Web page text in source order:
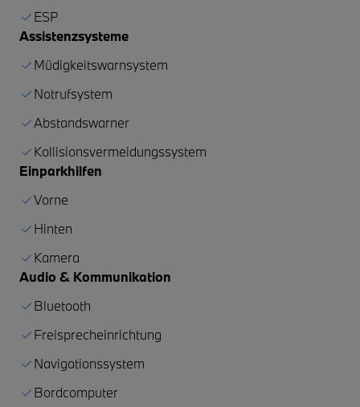
ESP
Assistenzsysteme
Müdigkeitswarnsystem
Notrufsystem
Abstandswarner
Kollisionsvermeidungssystem
Einparkhilfen
Vorne
Hinten
Kamera
Audio & Kommunikation
Bluetooth
Freisprecheinrichtung
Navigationssystem
Bordcomputer